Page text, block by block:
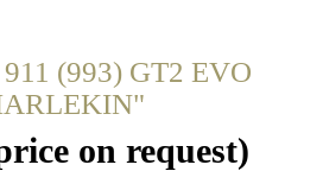
(993) GT2 EVO
on request)